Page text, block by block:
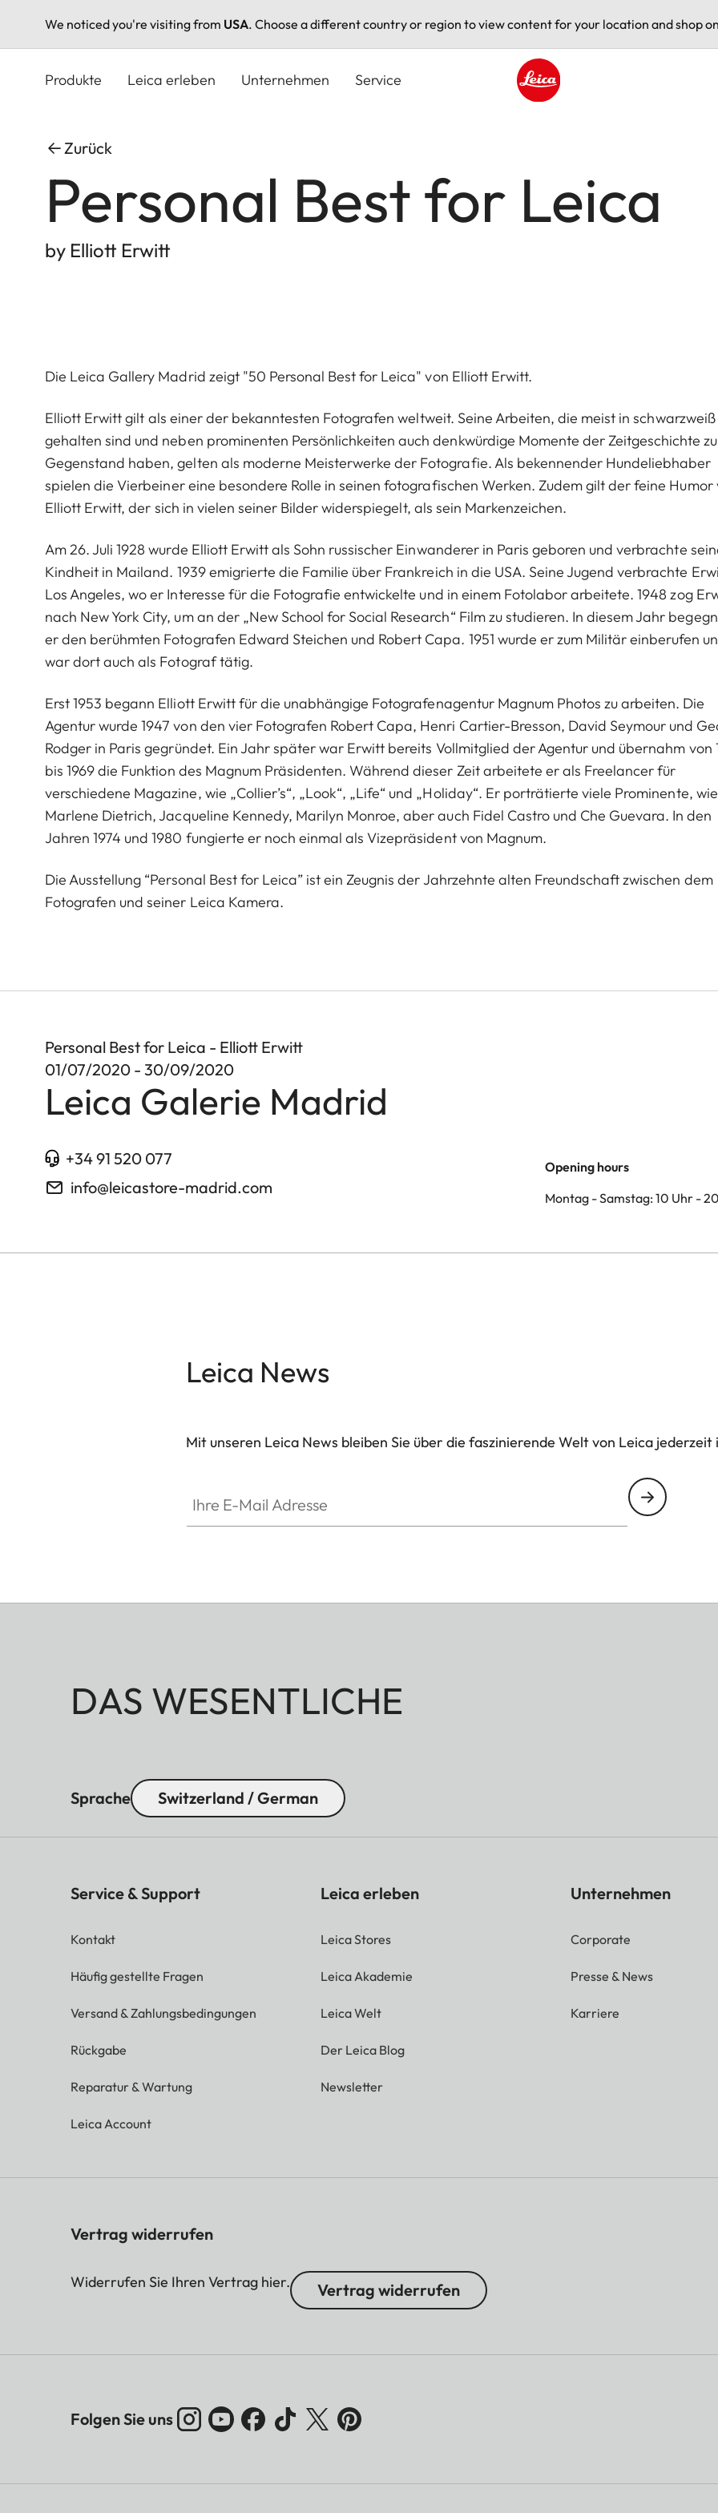
We noticed you're visiting from USA. Choose a different country or region to view content for your location and shop
Produkte Leica erleben Unternehmen Service
Zurück
Personal Best for Leica
by Elliott Erwitt
Die Leica Gallery Madrid zeigt "50 Personal Best for Leica" von Elliott Erwitt.
Elliott Erwitt gilt als einer der bekanntesten Fotografen weltweit. Seine Arbeiten, die meist in schwarzweiß
gehalten sind und neben prominenten Persönlichkeiten auch denkwürdige Momente der Zeitgeschichte
Gegenstand haben, gelten als moderne Meisterwerke der Fotografie. Als bekennender Hundeliebhaber
spielen die Vierbeiner eine besondere Rolle in seinen fotografischen Werken. Zudem gilt der feine Humor
Elliott Erwitt, der sich in vielen seiner Bilder widerspiegelt, als sein Markenzeichen.
Am 26. Juli 1928 wurde Elliott Erwitt als Sohn russischer Einwanderer in Paris geboren und verbrachte
Kindheit in Mailand. 1939 emigrierte die Familie über Frankreich in die USA. Seine Jugend verbrachte
Los Angeles, wo er Interesse für die Fotografie entwickelte und in einem Fotolabor arbeitete. 1948 zog
nach New York City, um an der „New School for Social Research“ Film zu studieren. In diesem Jahr
er den berühmten Fotografen Edward Steichen und Robert Capa. 1951 wurde er zum Militär einberufen
war dort auch als Fotograf tätig.
Erst 1953 begann Elliott Erwitt für die unabhängige Fotografenagentur Magnum Photos zu arbeiten. Die
Agentur wurde 1947 von den vier Fotografen Robert Capa, Henri Cartier-Bresson, David Seymour und
Rodger in Paris gegründet. Ein Jahr später war Erwitt bereits Vollmitglied der Agentur und übernahm von
bis 1969 die Funktion des Magnum Präsidenten. Während dieser Zeit arbeitete er als Freelancer für
verschiedene Magazine, wie „Collier’s“, „Look“, „Life“ und „Holiday“. Er porträtierte viele Prominente, wie
Marlene Dietrich, Jacqueline Kennedy, Marilyn Monroe, aber auch Fidel Castro und Che Guevara. In den
Jahren 1974 und 1980 fungierte er noch einmal als Vizepräsident von Magnum.
Die Ausstellung “Personal Best for Leica” ist ein Zeugnis der Jahrzehnte alten Freundschaft zwischen dem
Fotografen und seiner Leica Kamera.
Personal Best for Leica - Elliott Erwitt
01/07/2020 - 30/09/2020
Leica Galerie Madrid
+34 91 520 077
info@leicastore-madrid.com
Opening hours
Montag - Samstag: 10 Uhr -
Leica News
Mit unseren Leica News bleiben Sie über die faszinierende Welt von Leica
DAS WESENTLICHE
Sprache Switzerland / German
Service & Support
Kontakt
Häufig gestellte Fragen
Versand & Zahlungsbedingungen
Rückgabe
Reparatur & Wartung
Leica Account
Leica erleben
Leica Stores
Leica Akademie
Leica Welt
Der Leica Blog
Newsletter
Unternehmen
Corporate
Presse & News
Karriere
Vertrag widerrufen
Widerrufen Sie Ihren Vertrag hier. Vertrag widerrufen
Folgen Sie uns